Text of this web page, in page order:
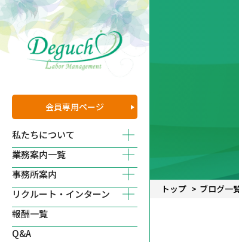
会員専用ページ
私たちについて
業務案内一覧
事務所案内
リクルート・インターン
報酬一覧
Q&A
トップ ブログ一